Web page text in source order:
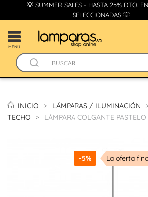
💡 SUMMER SALES - HASTA 25% DTO.
SELECCIONADAS 💡
MENÚ
INICIO LÁMPARAS / ILUMINACIÓN
TECHO
LÁMPARA COLGANTE PASTELO
-5% La oferta